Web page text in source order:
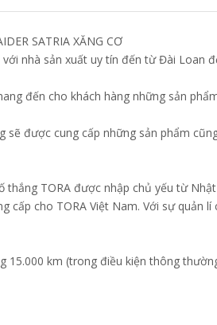
SATRIA XĂNG CƠ
với nhà sản xuất uy tín đến từ Đài Loan
đến cho khách hàng những sản
sẽ được cung cấp những sản phẩm
thắng TORA được nhập chủ yếu từ
cấp cho TORA Việt Nam. Với sự quản
15.000 km (trong điều kiện thông